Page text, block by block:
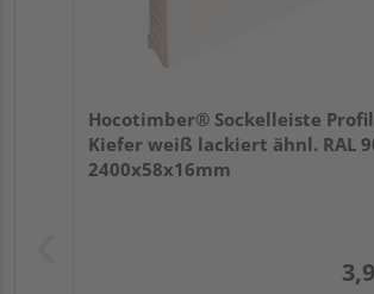
Hocotimber® Sockelleiste Profil
Kiefer weiß lackiert ähnl. RAL
2400x58x16mm